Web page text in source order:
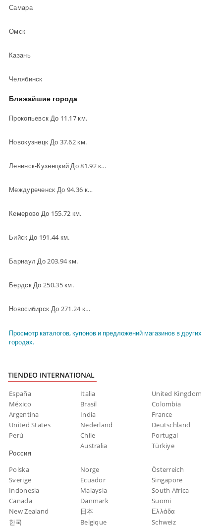
Самара
Омск
Казань
Челябинск
Ближайшие города
Прокопьевск До 11.17 км.
Новокузнецк До 37.62 км.
Ленинск-Кузнецкий До 81.92 км.
Междуреченск До 94.36 км.
Кемерово До 155.72 км.
Бийск До 191.44 км.
Барнаул До 203.94 км.
Бердск До 250.35 км.
Новосибирск До 271.24 км.
Просмотр каталогов, купонов и предложений магазинов в других
городах.
TIENDEO INTERNATIONAL
España Italia
United Kingdom
México
Brasil
Colombia
Argentina
India
France
United States
Nederland
Deutschland
Perú
Chile
Portugal
Россия
Australia Türkiye
Polska Norge
Österreich
Sverige
Ecuador
Singapore
Indonesia
Malaysia
South Africa
Canada
Danmark
Suomi
New Zealand
日本
Ελλάδα
한국
Belgique
Schweiz